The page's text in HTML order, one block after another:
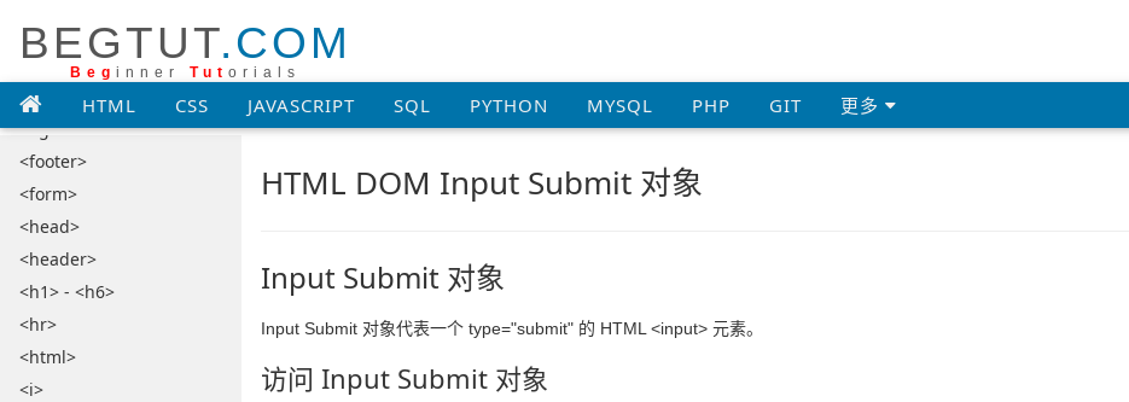
BEGTUT.COM
Beg inner Tut orials
HTML CSS JAVASCRIPT SQL PYTHON MYSQL PHP GIT 更多
<embed>
<fieldset>
<figcaption>
<figure>
<footer>
<form>
<head>
<header>
<h1> - <h6>
<hr>
<html>
<i>
HTML DOM Input Submit 对象
Input Submit 对象
Input Submit 对象代表一个 type="submit" 的 HTML <input> 元素。
访问 Input Submit 对象